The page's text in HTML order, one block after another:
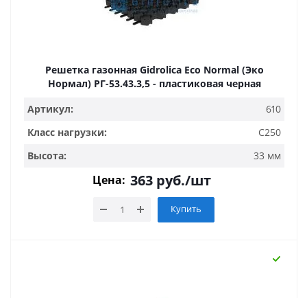
Решетка газонная Gidrolica Eco Normal (Эко
Нормал) РГ-53.43.3,5 - пластиковая черная
Артикул:
610
Класс нагрузки:
C250
Высота:
33 мм
Цена: 363 руб./шт
Купить